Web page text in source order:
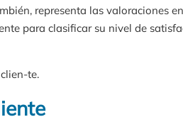
representa las valoraciones
para clasificar su nivel de
te.